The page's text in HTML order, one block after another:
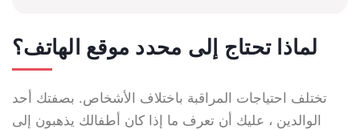
لماذا تحتاج إلى محدد موقع الهاتف؟
تختلف احتياجات المراقبة باختلاف الأشخاص. بصفتك أحد
الوالدين ، عليك أن تعرف ما إذا كان أطفالك يذهبون إلى